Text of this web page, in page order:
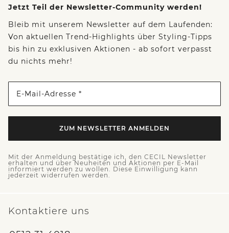
Jetzt Teil der Newsletter-Community werden!
Bleib mit unserem Newsletter auf dem Laufenden:
Von aktuellen Trend-Highlights über Styling-Tipps
bis hin zu exklusiven Aktionen - ab sofort verpasst
du nichts mehr!
E-Mail-Adresse *
ZUM NEWSLETTER ANMELDEN
Mit der Anmeldung bestätige ich, den CECIL Newsletter
erhalten und über Neuheiten und Aktionen per E-Mail
informiert werden zu wollen. Diese Einwilligung kann
jederzeit widerrufen werden.
Kontaktiere uns